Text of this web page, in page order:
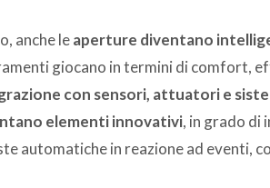
anche leaperture diventano
giocano in termini di comfort,
con sensori, attuatori e
elementi innovativi, in grado di
automatiche in reazione ad eventi,